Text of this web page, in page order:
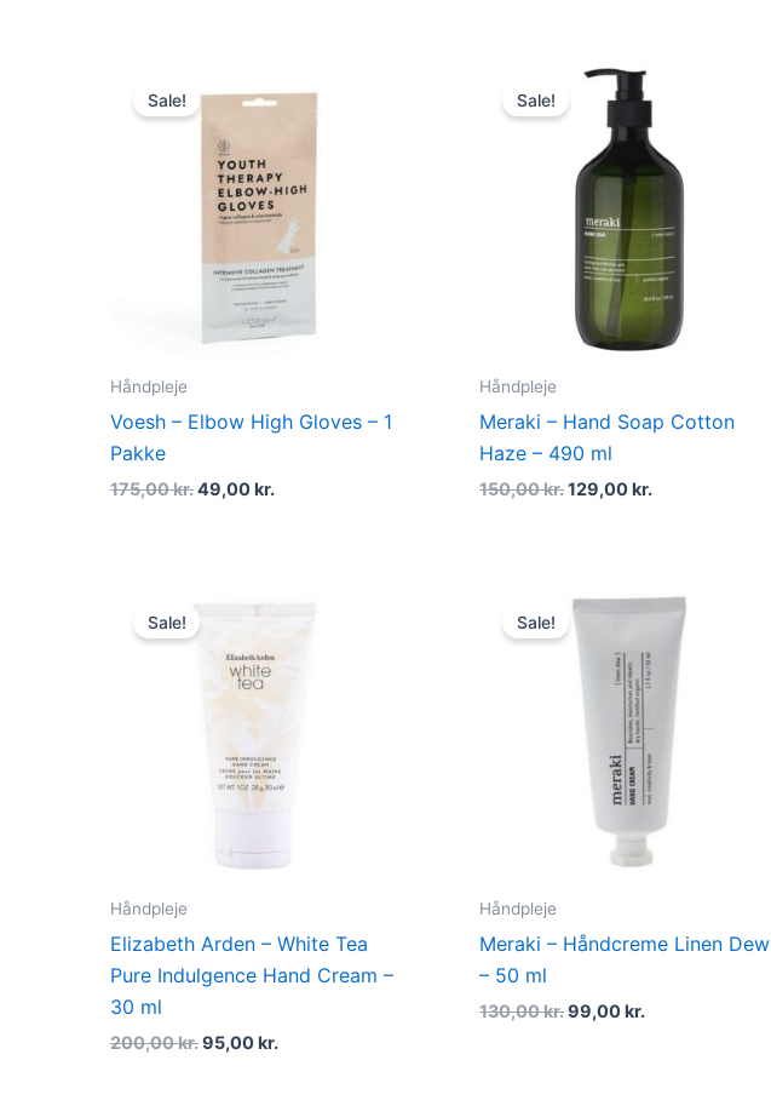
Sale!
Håndpleje
Voesh – Elbow High Gloves – 1
Pakke
175,00kr.
price
was:
49,00kr.
price
is:
Sale!
Håndpleje
Meraki – Hand Soap Cotton
Haze – 490 ml
150,00kr.
Original
was:
150,00 kr..
129,00kr.
129,00 kr..
Sale!
Håndpleje
Elizabeth Arden – White Tea
Pure Indulgence Hand Cream –
30 ml
200,00kr.
200,00 kr..
95,00kr.
Sale!
Håndpleje
Meraki – Håndcreme Linen Dew
– 50 ml
130,00kr.
price
was:
130,00 kr..
99,00kr.
price
99,00 kr..